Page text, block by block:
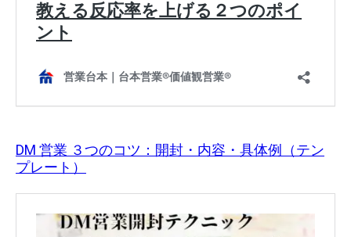
DM 営業 ３つのコツ：開封・内容・具体例（テン
プレート）